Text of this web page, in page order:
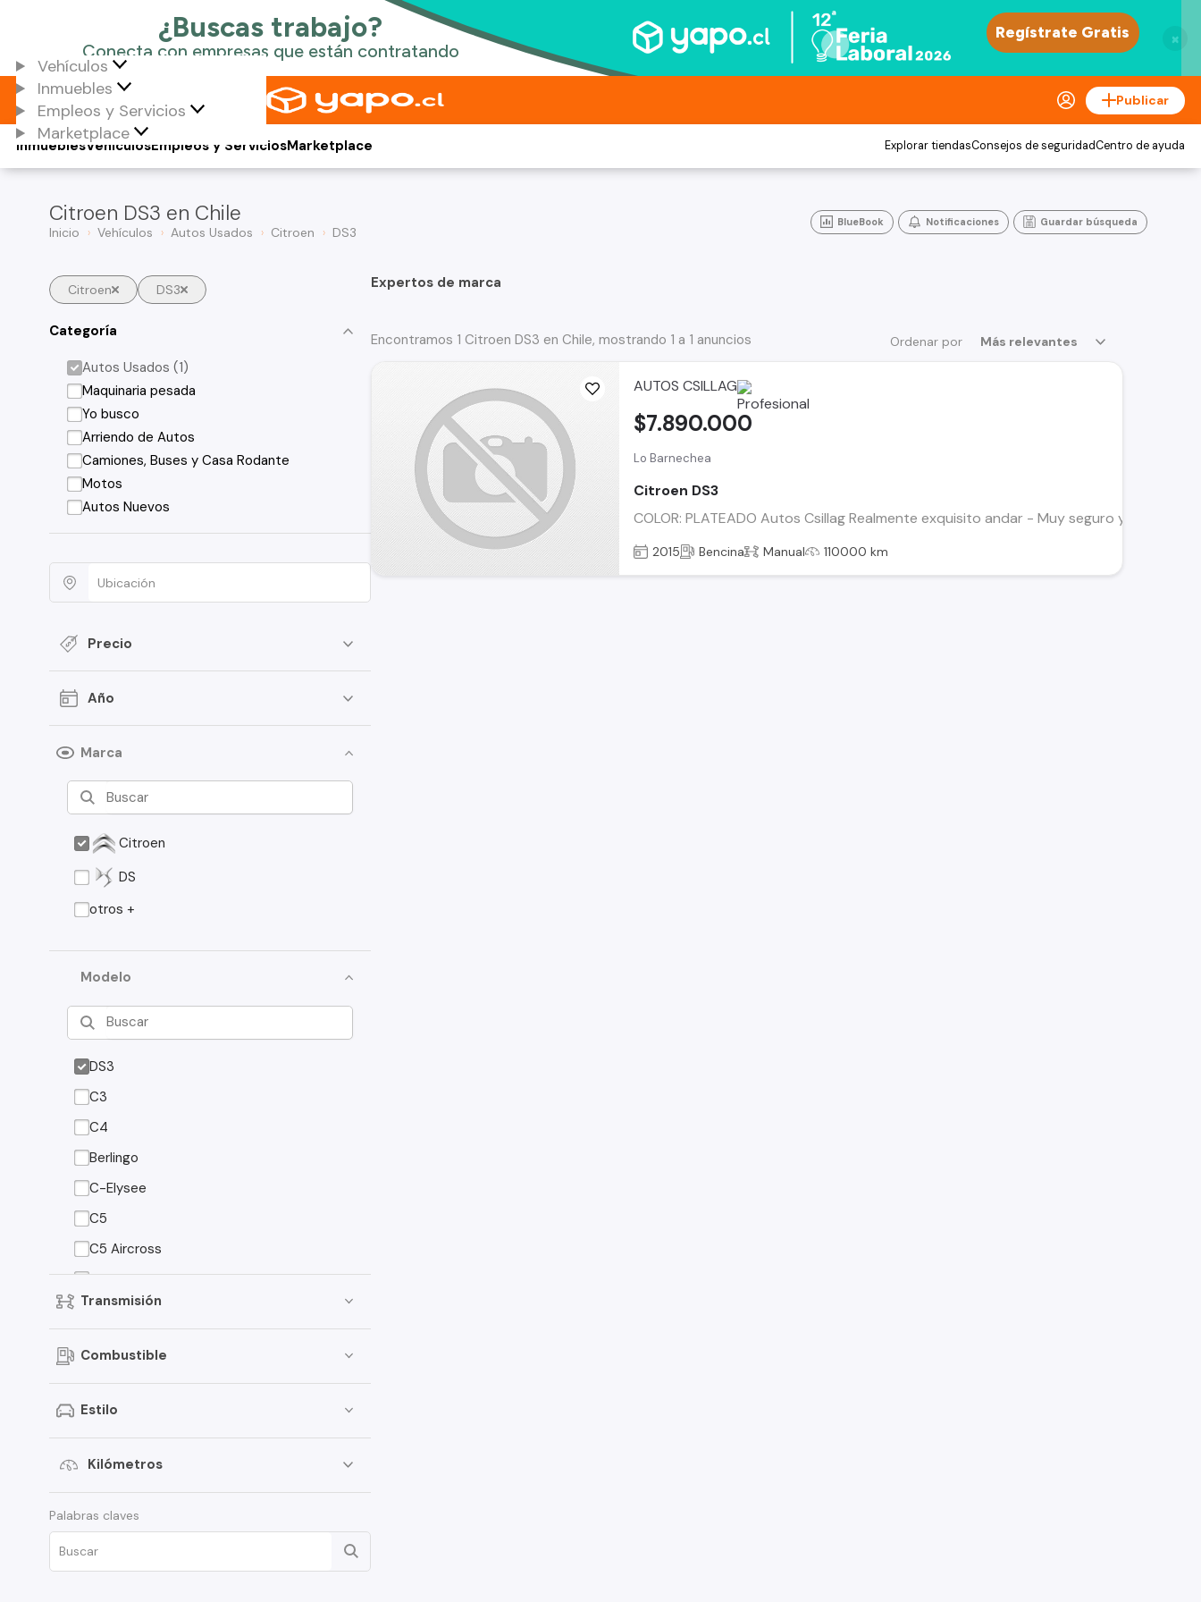
×
Vehículos
Inmuebles
Empleos y Servicios
Marketplace
Publicar
Vehículos
Inmuebles Empleos y ServiciosMarketplace Explorar tiendasConsejos de seguridadCentro de ayuda
Citroen DS3 en Chile
Inicio Vehículos Autos Usados Citroen DS3
BlueBook Notificaciones Guardar búsqueda
Citroen DS3
Categoría
Autos Usados (1)
Maquinaria pesada
Yo busco
Arriendo de Autos
Camiones, Buses y Casa Rodante
Motos
Autos Nuevos
Precio
Año
Marca
Citroen
DS
otros +
Modelo
DS3
C3
C4
Berlingo
C-Elysee
C5
C5 Aircross
C4 Cactus
C1
Jumper
SpaceTourer
Xsara Picasso
1.6
AX
Transmisión
Combustible
Estilo
Kilómetros
Palabras claves
Expertos de marca
Ordenar por Más relevantes
Encontramos 1 Citroen DS3 en Chile, mostrando 1 a 1 anuncios
AUTOS CSILLAG
Lo Barnechea
Citroen DS3
COLOR: PLATEADO Autos Csillag Realmente exquisito andar - Muy seguro y con
$7.890.000
2015 Bencina Manual 110000 km